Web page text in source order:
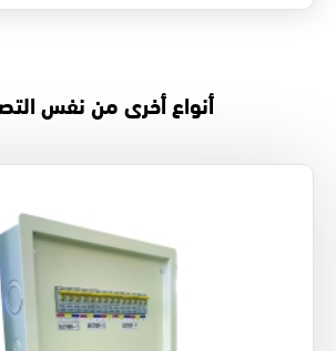
أنواع أخرى من نفس